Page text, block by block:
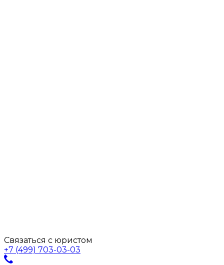
Связаться с юристом
+7 (499) 703-03-03